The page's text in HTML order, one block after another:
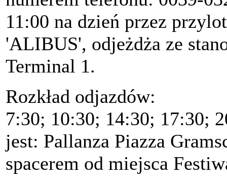
11:00 na dzień przez
'ALIBUS', odjeżdża ze
Terminal 1.
Rozkład odjazdów:
7:30; 10:30; 14:30; 17:30;
jest: Pallanza Piazza
spacerem od miejsca